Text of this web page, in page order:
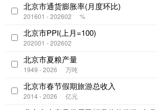
北京市通货膨胀率(月度环比)
201601 - 202602 %
北京市PPI(上月=100)
202001 - 202602
北京市夏粮产量
1949 - 2026 万吨
北京市春节假期旅游总收入
2014 - 2026 亿元